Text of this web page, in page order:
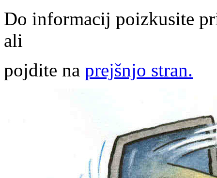
Do informacij poizkusite
ali
pojdite na prejšnjo stran.